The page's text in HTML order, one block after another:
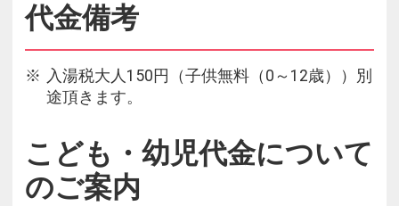
代金備考
入湯税大人150円（子供無料（0～12歳））別
途頂きます。
こども・幼児代金について
のご案内